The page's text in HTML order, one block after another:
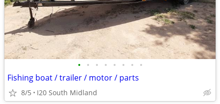
• • • • • • • •
Fishing boat / trailer / motor / parts
8/5 I20 South Midland